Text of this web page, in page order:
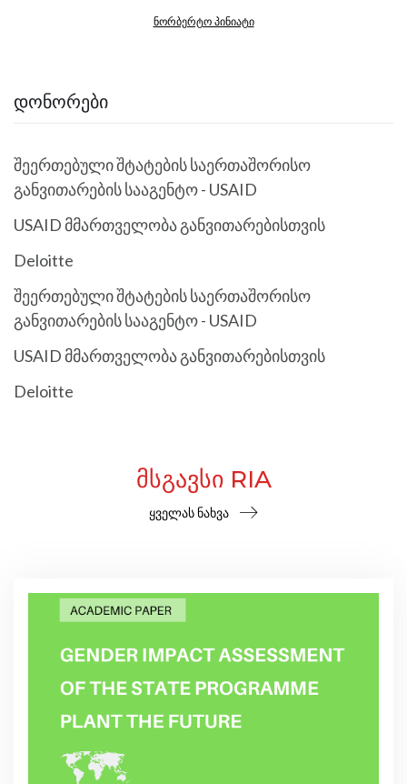
ნორბერტო პინიატი
ᲓᲝᲜᲝᲠᲔᲑᲘ
შეერთებული შტატების საერთაშორისო
განვითარების სააგენტო - USAID
USAID მმართველობა განვითარებისთვის
Deloitte
შეერთებული შტატების საერთაშორისო
განვითარების სააგენტო - USAID
USAID მმართველობა განვითარებისთვის
Deloitte
ᲛᲡᲒᲐᲕᲡᲘ RIA
ყველას ნახვა